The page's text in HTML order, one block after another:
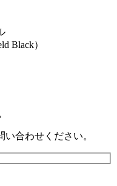
Black）
合わせください。